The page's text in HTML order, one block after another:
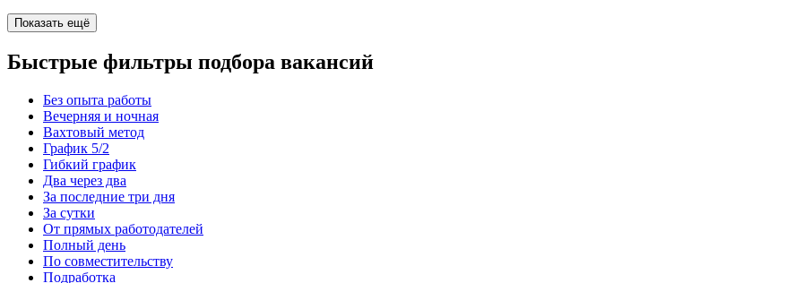
Показать ещё
Быстрые фильтры подбора вакансий
Без опыта работы
Вечерняя и ночная
Вахтовый метод
График 5/2
Гибкий график
Два через два
За последние три дня
За сутки
От прямых работодателей
Полный день
По совместительству
Подработка